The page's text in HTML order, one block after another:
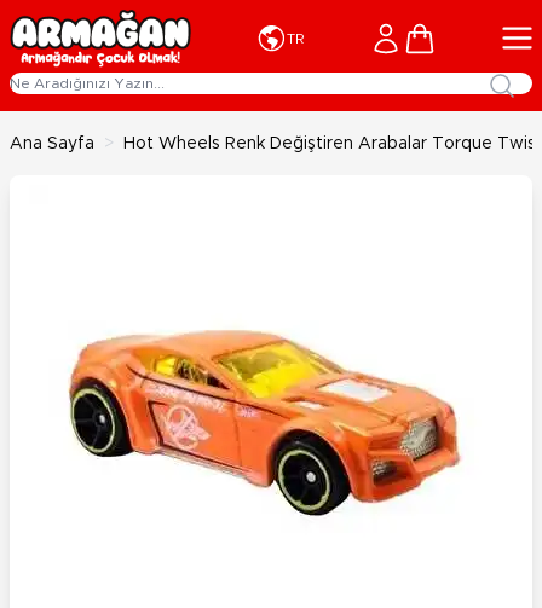
İçeriğe geç
TR Cart
Ana Sayfa > Hot Wheels Renk Değiştiren Arabalar Torque